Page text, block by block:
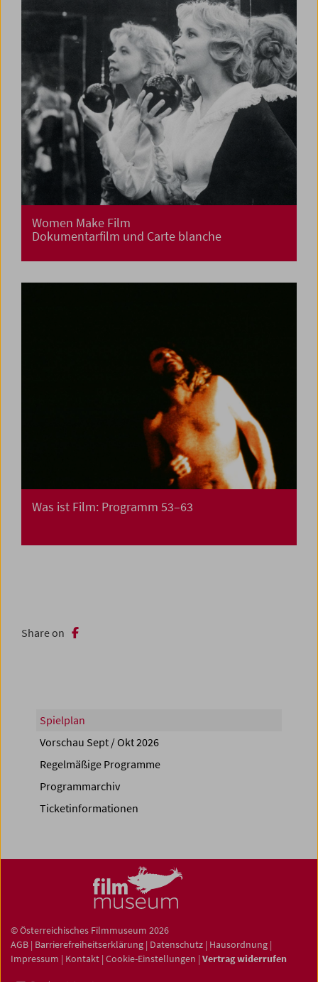
Women Make Film
Dokumentarfilm und Carte blanche
Was ist Film: Programm 53–63
Share on
Spielplan
Vorschau Sept / Okt 2026
Regelmäßige Programme
Programmarchiv
Ticketinformationen
© Österreichisches Filmmuseum 2026
AGB | Barrierefreiheitserklärung | Datenschutz | Hausordnung |
Impressum | Kontakt | Cookie-Einstellungen | Vertrag widerrufen